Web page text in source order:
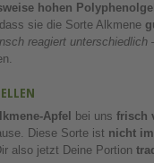
hohen
sie die Sorte Alkmene
reagiert unterschiedlich
Apfel bei uns frisch
Diese Sorte ist nicht
also jetzt Deine Portion